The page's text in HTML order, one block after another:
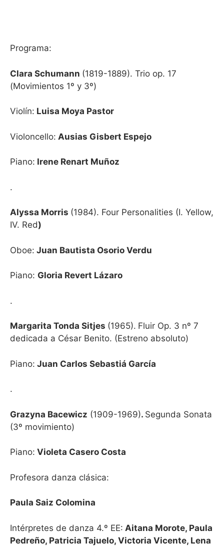
Programa:
Clara Schumann (1819-1889). Trio op. 17
(Movimientos 1º y 3º)
Violín: Luisa Moya Pastor
Violoncello: Ausias Gisbert Espejo
Piano: Irene Renart Muñoz
.
Alyssa Morris (1984). Four Personalities (I. Yellow,
IV. Red)
Oboe: Juan Bautista Osorio Verdu
Piano: Gloria Revert Lázaro
.
Margarita Tonda Sitjes (1965). Fluir Op. 3 nº 7
dedicada a César Benito. (Estreno absoluto)
Piano: Juan Carlos Sebastiá García
.
Grazyna Bacewicz (1909-1969). Segunda Sonata
(3º movimiento)
Piano: Violeta Casero Costa
Profesora danza clásica:
Paula Saiz Colomina
Intérpretes de danza 4.º EE: Aitana Morote, Paula
Pedreño, Patricia Tajuelo, Victoria Vicente, Lena